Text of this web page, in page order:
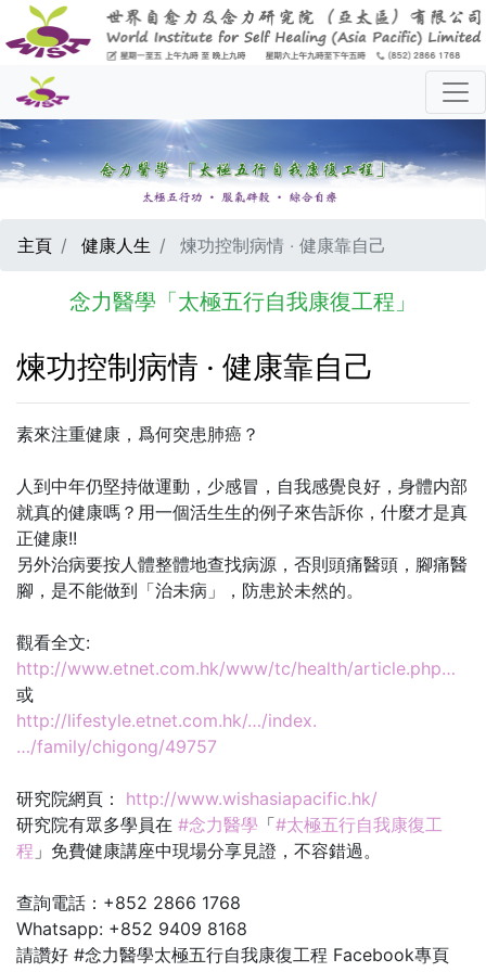
主頁 健康人生 煉功控制病情 ‧ 健康靠自己
念力醫學「太極五行自我康復工程」
煉功控制病情 ‧ 健康靠自己
素來注重健康，爲何突患肺癌？
人到中年仍堅持做運動，少感冒，自我感覺良好，身體内部
就真的健康嗎？用一個活生生的例子來告訴你，什麼才是真
正健康!!
另外治病要按人體整體地查找病源，否則頭痛醫頭，腳痛醫
腳，是不能做到「治未病」，防患於未然的。
觀看全文:
http://www.etnet.com.hk/www/tc/health/article.php…
或
http://lifestyle.etnet.com.hk/…/index.
…/family/chigong/49757
研究院網頁： http://www.wishasiapacific.hk/
研究院有眾多學員在 #念力醫學 「#太極五行自我康復工
程 」免費健康講座中現場分享見證，不容錯過。
查詢電話：+852 2866 1768
Whatsapp: +852 9409 8168
請讚好 #念力醫學太極五行自我康復工程 Facebook專頁